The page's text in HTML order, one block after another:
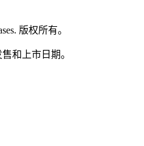
版权所有。
和上市日期。